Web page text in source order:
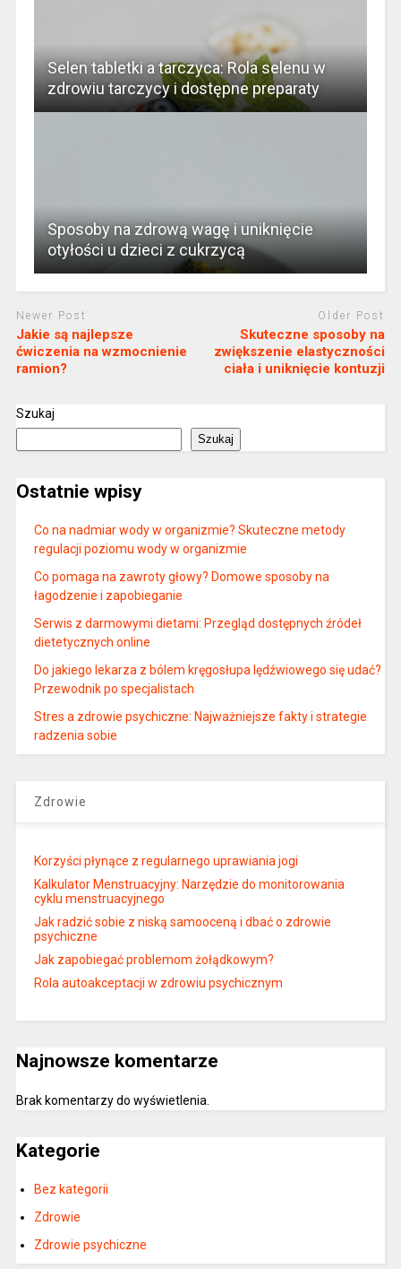
Selen tabletki a tarczyca: Rola selenu w
zdrowiu tarczycy i dostępne preparaty
Sposoby na zdrową wagę i uniknięcie
otyłości u dzieci z cukrzycą
Newer Post
Jakie są najlepsze
ćwiczenia na wzmocnienie
ramion?
Older Post
Skuteczne sposoby na
zwiększenie elastyczności
ciała i uniknięcie kontuzji
Szukaj
Szukaj
Ostatnie wpisy
Co na nadmiar wody w organizmie? Skuteczne metody
regulacji poziomu wody w organizmie
Co pomaga na zawroty głowy? Domowe sposoby na
łagodzenie i zapobieganie
Serwis z darmowymi dietami: Przegląd dostępnych źródeł
dietetycznych online
Do jakiego lekarza z bólem kręgosłupa lędźwiowego się udać?
Przewodnik po specjalistach
Stres a zdrowie psychiczne: Najważniejsze fakty i strategie
radzenia sobie
Zdrowie
Korzyści płynące z regularnego uprawiania jogi
Kalkulator Menstruacyjny: Narzędzie do monitorowania
cyklu menstruacyjnego
Jak radzić sobie z niską samooceną i dbać o zdrowie
psychiczne
Jak zapobiegać problemom żołądkowym?
Rola autoakceptacji w zdrowiu psychicznym
Najnowsze komentarze
Brak komentarzy do wyświetlenia.
Kategorie
Bez kategorii
Zdrowie
Zdrowie psychiczne